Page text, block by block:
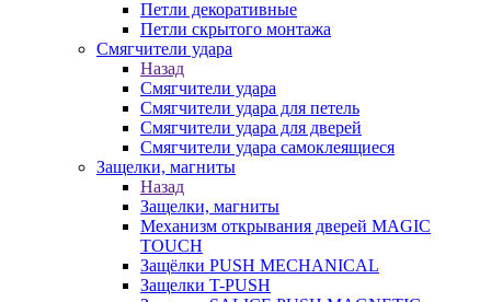
Петли декоративные
Петли скрытого монтажа
Смягчители удара
Назад
Смягчители удара
Смягчители удара для петель
Смягчители удара для дверей
Cмягчители удара самоклеящиеся
Защелки, магниты
Назад
Защелки, магниты
Механизм открывания дверей MAGIC
TOUCH
Защёлки PUSH MECHANICAL
Защелки T-PUSH